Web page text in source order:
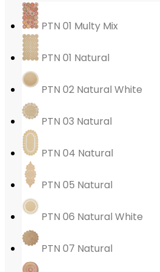
PTN 01 Multy Mix
PTN 01 Natural
PTN 02 Natural White
PTN 03 Natural
PTN 04 Natural
PTN 05 Natural
PTN 06 Natural White
PTN 07 Natural